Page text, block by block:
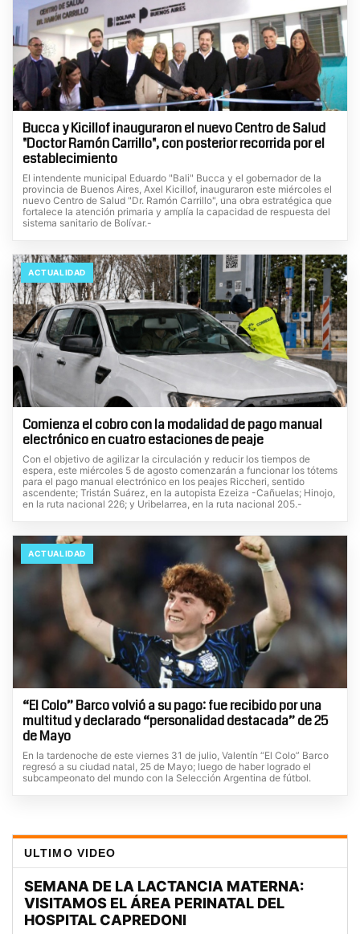
Bucca y Kicillof inauguraron el nuevo Centro de Salud
"Doctor Ramón Carrillo", con posterior recorrida por el
establecimiento
El intendente municipal Eduardo "Bali" Bucca y el gobernador de la
provincia de Buenos Aires, Axel Kicillof, inauguraron este miércoles el
nuevo Centro de Salud "Dr. Ramón Carrillo", una obra estratégica que
fortalece la atención primaria y amplía la capacidad de respuesta del
sistema sanitario de Bolívar.-
ACTUALIDAD
Comienza el cobro con la modalidad de pago manual
electrónico en cuatro estaciones de peaje
Con el objetivo de agilizar la circulación y reducir los tiempos de
espera, este miércoles 5 de agosto comenzarán a funcionar los tótems
para el pago manual electrónico en los peajes Riccheri, sentido
ascendente; Tristán Suárez, en la autopista Ezeiza -Cañuelas; Hinojo,
en la ruta nacional 226; y Uribelarrea, en la ruta nacional 205.-
ACTUALIDAD
“El Colo” Barco volvió a su pago: fue recibido por una
multitud y declarado “personalidad destacada” de 25
de Mayo
En la tardenoche de este viernes 31 de julio, Valentín “El Colo” Barco
regresó a su ciudad natal, 25 de Mayo; luego de haber logrado el
subcampeonato del mundo con la Selección Argentina de fútbol.
ULTIMO VIDEO